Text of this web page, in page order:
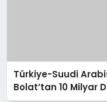
Türkiye-Suudi
Bolat’tan 10 Milyar